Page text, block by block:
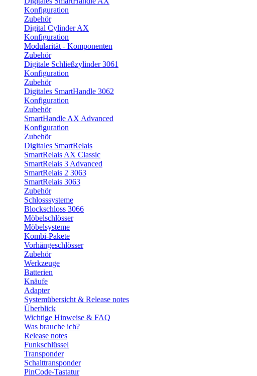
Konfiguration
Zubehör
Digital Cylinder AX
Konfiguration
Modularität - Komponenten
Zubehör
Digitale Schließzylinder 3061
Konfiguration
Zubehör
Digitales SmartHandle 3062
Konfiguration
Zubehör
SmartHandle AX Advanced
Konfiguration
Zubehör
Digitales SmartRelais
SmartRelais AX Classic
SmartRelais 3 Advanced
SmartRelais 2 3063
SmartRelais 3063
Zubehör
Schlosssysteme
Blockschloss 3066
Möbelschlösser
Möbelsysteme
Kombi-Pakete
Vorhängeschlösser
Zubehör
Werkzeuge
Batterien
Knäufe
Adapter
Systemübersicht & Release notes
Überblick
Wichtige Hinweise & FAQ
Was brauche ich?
Release notes
Funkschlüssel
Transponder
Schalttransponder
PinCode-Tastatur